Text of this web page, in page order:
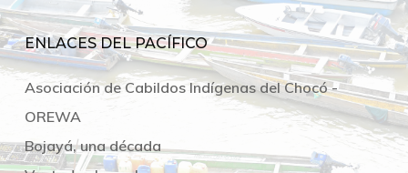
ENLACES DEL PACÍFICO
Asociación de Cabildos Indígenas del Chocó -
OREWA
Bojayá, una década